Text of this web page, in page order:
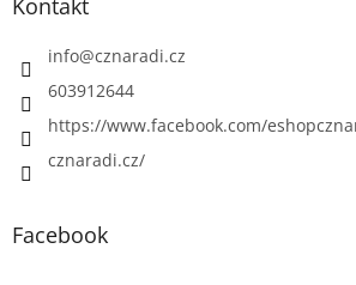
Kontakt
info@cznaradi.cz
603912644
https://www.facebook.com/
cznaradi.cz/
Facebook